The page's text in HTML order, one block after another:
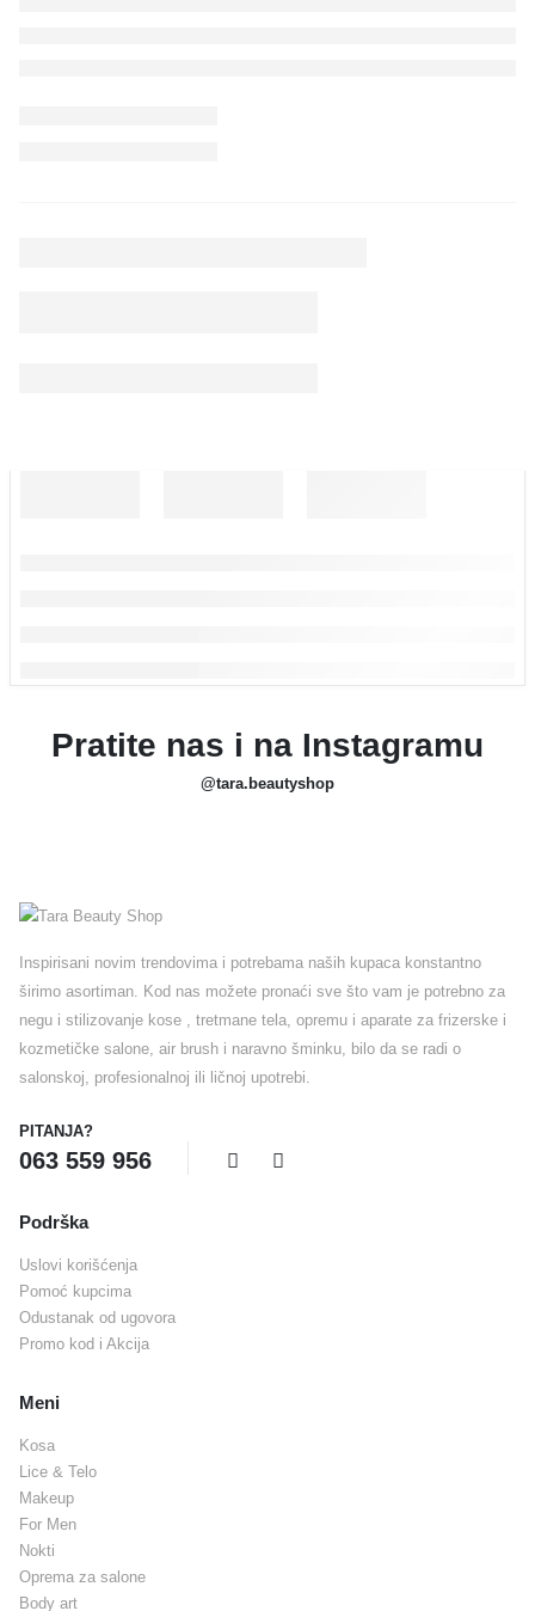
Pratite nas i na Instagramu
@tara.beautyshop
Inspirisani novim trendovima i potrebama naših kupaca konstantno
širimo asortiman. Kod nas možete pronaći sve što vam je potrebno za
negu i stilizovanje kose , tretmane tela, opremu i aparate za frizerske i
kozmetičke salone, air brush i naravno šminku, bilo da se radi o
salonskoj, profesionalnoj ili ličnoj upotrebi.
PITANJA?
063 559 956
Podrška
Uslovi korišćenja
Pomoć kupcima
Odustanak od ugovora
Promo kod i Akcija
Meni
Kosa
Lice & Telo
Makeup
For Men
Nokti
Oprema za salone
Body art